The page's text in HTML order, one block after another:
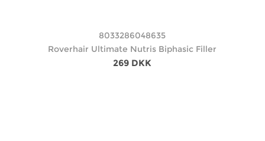
8033286048635
Roverhair Ultimate Nutris Biphasic Filler
269 DKK